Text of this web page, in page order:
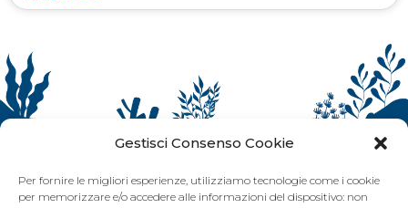
Gestisci Consenso Cookie
Per fornire le migliori esperienze, utilizziamo tecnologie come i cookie
per memorizzare e/o accedere alle informazioni del dispositivo: non